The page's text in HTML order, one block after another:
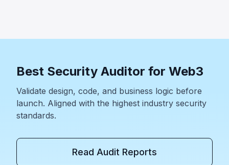
Best Security Auditor for Web3
Validate design, code, and business logic before
launch. Aligned with the highest industry security
standards.
Read Audit Reports